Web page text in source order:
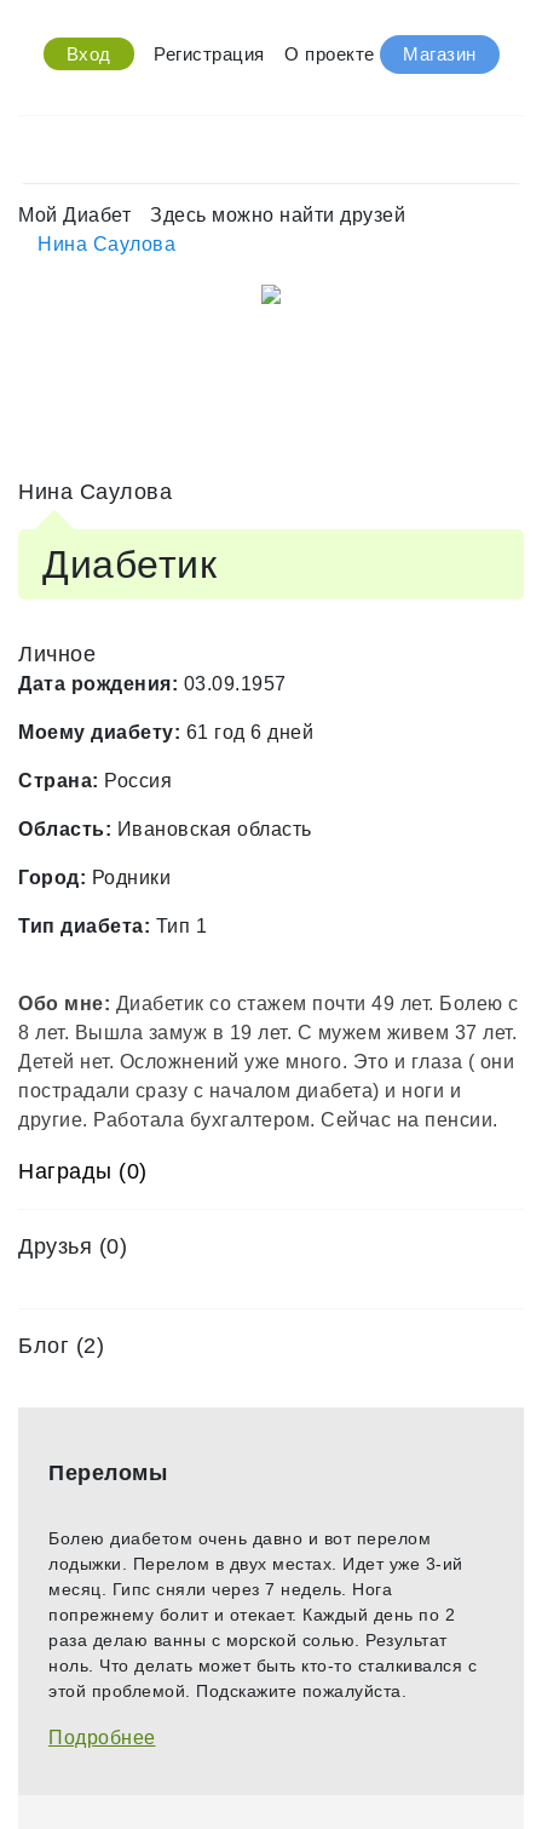
Вход Регистрация О проекте Магазин
Мой Диабет
Здесь можно найти друзей
Нина Саулова
Нина Саулова
Диабетик
Личное
Дата рождения: 03.09.1957
Моему диабету: 61 год 6 дней
Страна: Россия
Область: Ивановская область
Город: Родники
Тип диабета: Тип 1
Обо мне: Диабетик со стажем почти 49 лет. Болею с
8 лет. Вышла замуж в 19 лет. С мужем живем 37 лет.
Детей нет. Осложнений уже много. Это и глаза ( они
пострадали сразу с началом диабета) и ноги и
другие. Работала бухгалтером. Сейчас на пенсии.
Награды (0)
Друзья (0)
Блог (2)
Переломы
Болею диабетом очень давно и вот перелом
лодыжки. Перелом в двух местах. Идет уже 3-ий
месяц. Гипс сняли через 7 недель. Нога
попрежнему болит и отекает. Каждый день по 2
раза делаю ванны с морской солью. Результат
ноль. Что делать может быть кто-то сталкивался с
этой проблемой. Подскажите пожалуйста.
Подробнее